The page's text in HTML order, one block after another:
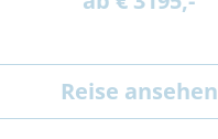
Reise ansehen